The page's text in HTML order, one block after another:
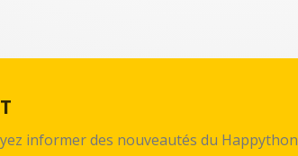
informer des nouveautés du Happython